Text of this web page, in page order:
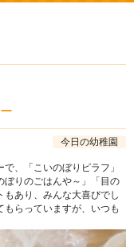
今日の幼稚園
、「こいのぼりピラフ」
ぼりのごはんや～」「目の
もあり、みんな大喜びでし
らっていますが、いつも